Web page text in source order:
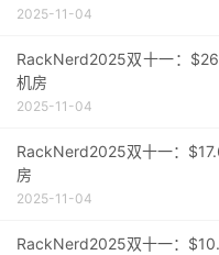
2025-11-04
RackNerd2025双十一：
机房
2025-11-04
RackNerd2025双十一：
房
2025-11-04
RackNerd2025双十一：